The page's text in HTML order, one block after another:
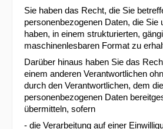
Sie haben das Recht, die Sie
personenbezogenen Daten, die Sie
haben, in einem strukturierten,
maschinenlesbaren Format zu
Darüber hinaus haben Sie das
einem anderen Verantwortlichen
durch den Verantwortlichen, dem die
personenbezogenen Daten
übermitteln, sofern
- die Verarbeitung auf einer